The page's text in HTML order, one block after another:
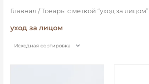
Главная / Товары с меткой “уход за лицом”
уход за лицом